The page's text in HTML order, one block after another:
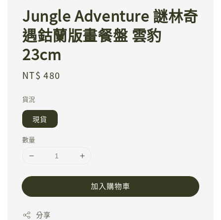
Jungle Adventure 謎林奇
遇鈷蘭版畫餐盤 雲豹
23cm
Regular
NT$ 480
貨況
現貨
數量
加入購物車
分享